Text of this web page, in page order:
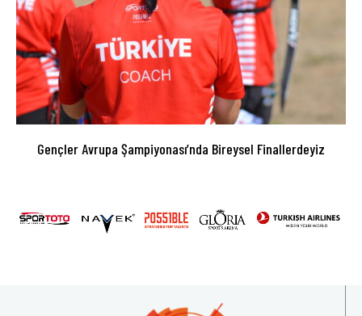
Gençler Avrupa Şampiyonası’nda Bireysel Finallerdeyiz